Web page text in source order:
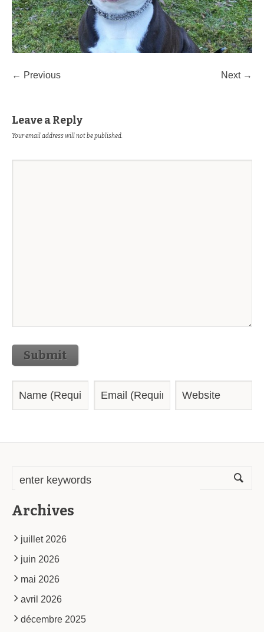
← Previous Next →
Leave a Reply
Your email address will not be published.
Submit
Archives
juillet 2026
juin 2026
mai 2026
avril 2026
décembre 2025